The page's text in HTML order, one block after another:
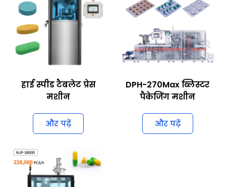
हाई स्पीड टैबलेट प्रेस
मशीन
और पढ़ें
DPH-270Max ब्लिस्टर
पैकेजिंग मशीन
और पढ़ें